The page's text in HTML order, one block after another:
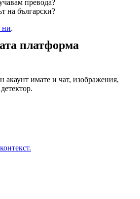
превода?
на български?
ни.
платформа
акаунт имате и чат, изображения,